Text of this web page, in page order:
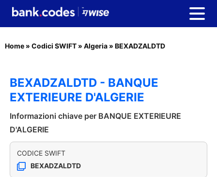
Home » Codici SWIFT » Algeria » BEXADZALDTD
BEXADZALDTD - BANQUE
EXTERIEURE D'ALGERIE
Informazioni chiave per BANQUE EXTERIEURE
D'ALGERIE
CODICE SWIFT
BEXADZALDTD